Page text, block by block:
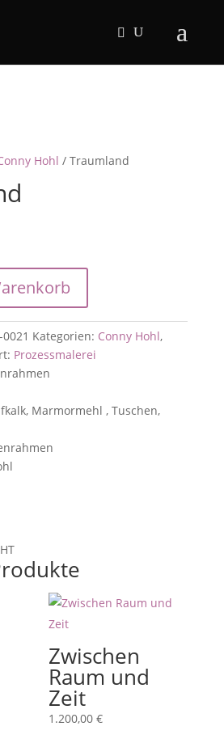
Hohl / Traumland
Kategorien: Conny Hohl,
Prozessmalerei
Marmormehl , Tuschen,
Zwischen
Raum und
Zeit
1.200,00€